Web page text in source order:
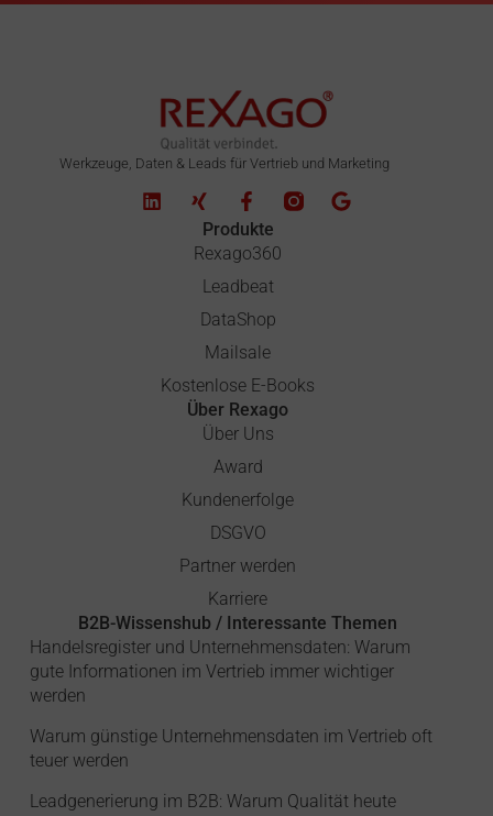
Werkzeuge, Daten & Leads für Vertrieb und Marketing
Produkte
Rexago360
Leadbeat
DataShop
Mailsale
Kostenlose E-Books
Über Rexago
Über Uns
Award
Kundenerfolge
DSGVO
Partner werden
Karriere
B2B-Wissenshub / Interessante Themen
Handelsregister und Unternehmensdaten: Warum
gute Informationen im Vertrieb immer wichtiger
werden
Warum günstige Unternehmensdaten im Vertrieb oft
teuer werden
Leadgenerierung im B2B: Warum Qualität heute